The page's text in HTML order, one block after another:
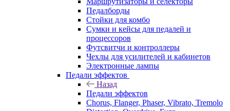
Педалборды
Стойки для комбо
Сумки и кейсы для педалей и
процессоров
Футсвитчи и контроллеры
Чехлы для усилителей и кабинетов
Электронные лампы
Педали эффектов
Назад
Педали эффектов
Chorus, Flanger, Phaser, Vibrato, Tremolo